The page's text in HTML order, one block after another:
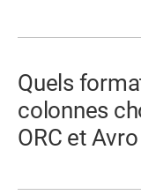
Quels
colonnes
ORC et Avro